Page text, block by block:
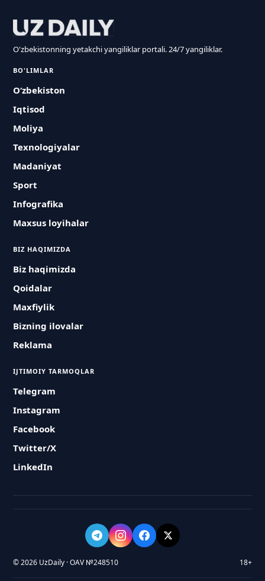
O'zbekistonning yetakchi yangiliklar portali. 24/7 yangiliklar.
BO'LIMLAR
O‘zbekiston
Iqtisod
Moliya
Texnologiyalar
Madaniyat
Sport
Infografika
Maxsus loyihalar
BIZ HAQIMIZDA
Biz haqimizda
Qoidalar
Maxfiylik
Bizning ilovalar
Reklama
IJTIMOIY TARMOQLAR
Telegram
Instagram
Facebook
Twitter/X
LinkedIn
© 2026 UzDaily · OAV №248510 18+